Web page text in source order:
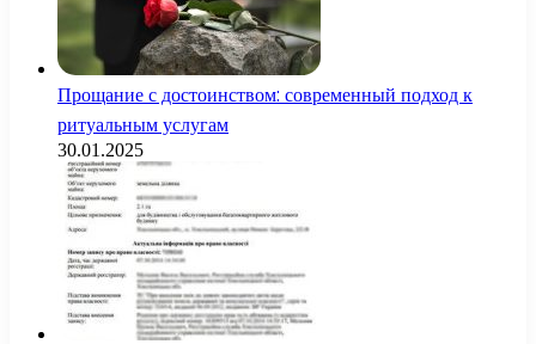
Прощание с достоинством: современный подход к
ритуальным услугам
30.01.2025